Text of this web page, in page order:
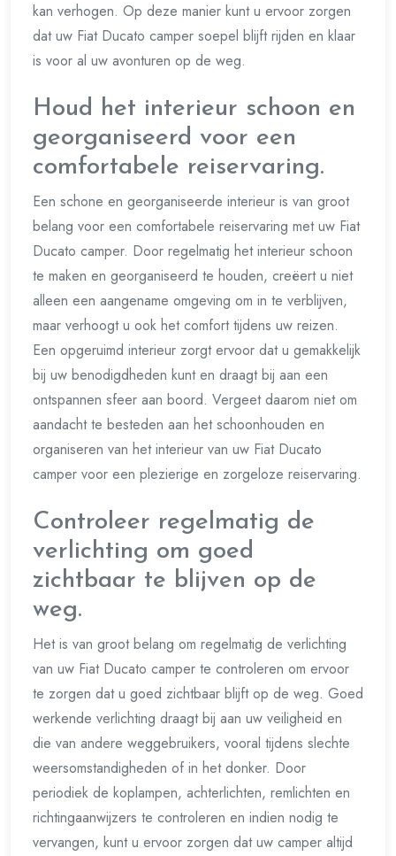
kan verhogen. Op deze manier kunt u ervoor zorgen
dat uw Fiat Ducato camper soepel blijft rijden en klaar
is voor al uw avonturen op de weg.
Houd het interieur schoon en
georganiseerd voor een
comfortabele reiservaring.
Een schone en georganiseerde interieur is van groot
belang voor een comfortabele reiservaring met uw Fiat
Ducato camper. Door regelmatig het interieur schoon
te maken en georganiseerd te houden, creëert u niet
alleen een aangename omgeving om in te verblijven,
maar verhoogt u ook het comfort tijdens uw reizen.
Een opgeruimd interieur zorgt ervoor dat u gemakkelijk
bij uw benodigdheden kunt en draagt bij aan een
ontspannen sfeer aan boord. Vergeet daarom niet om
aandacht te besteden aan het schoonhouden en
organiseren van het interieur van uw Fiat Ducato
camper voor een plezierige en zorgeloze reiservaring.
Controleer regelmatig de
verlichting om goed
zichtbaar te blijven op de
weg.
Het is van groot belang om regelmatig de verlichting
van uw Fiat Ducato camper te controleren om ervoor
te zorgen dat u goed zichtbaar blijft op de weg. Goed
werkende verlichting draagt bij aan uw veiligheid en
die van andere weggebruikers, vooral tijdens slechte
weersomstandigheden of in het donker. Door
periodiek de koplampen, achterlichten, remlichten en
richtingaanwijzers te controleren en indien nodig te
vervangen, kunt u ervoor zorgen dat uw camper altijd